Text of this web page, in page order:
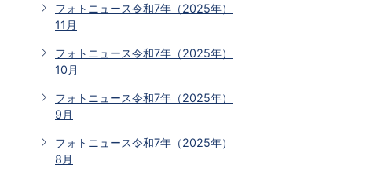
フォトニュース令和7年（2025年）
11月
フォトニュース令和7年（2025年）
10月
フォトニュース令和7年（2025年）
9月
フォトニュース令和7年（2025年）
8月